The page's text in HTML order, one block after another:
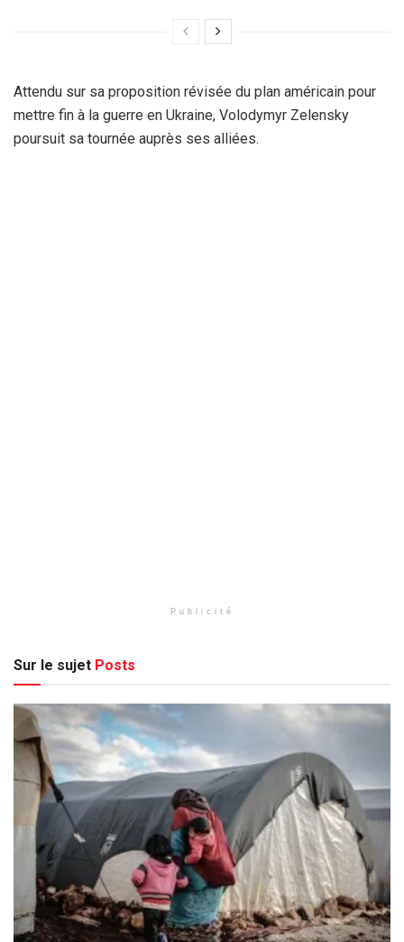
Attendu sur sa proposition révisée du plan américain pour
mettre fin à la guerre en Ukraine, Volodymyr Zelensky
poursuit sa tournée auprès ses alliées.
Publicité
Sur le sujet Posts